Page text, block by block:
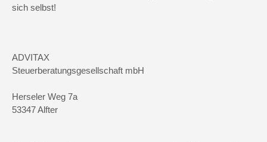
sich selbst!
ADVITAX
Steuerberatungsgesellschaft mbH
Herseler Weg 7a
53347 Alfter